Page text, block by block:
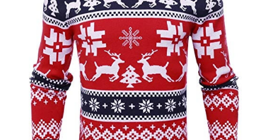
Pull Noël Promo